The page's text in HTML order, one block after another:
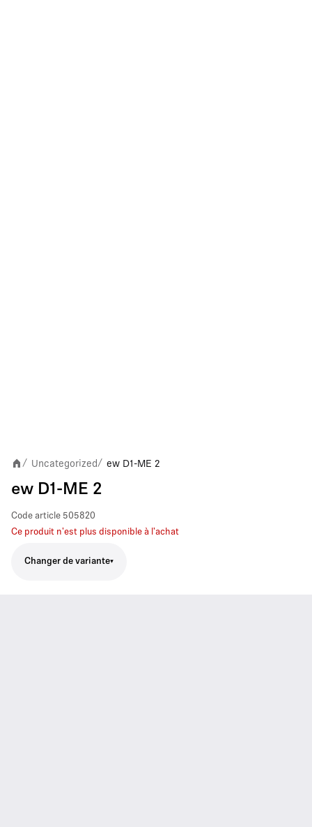
/ Uncategorized/ ew D1-ME 2
ew D1-ME 2
Code article 505820
Ce produit n'est plus disponible à l'achat
Changer de variante